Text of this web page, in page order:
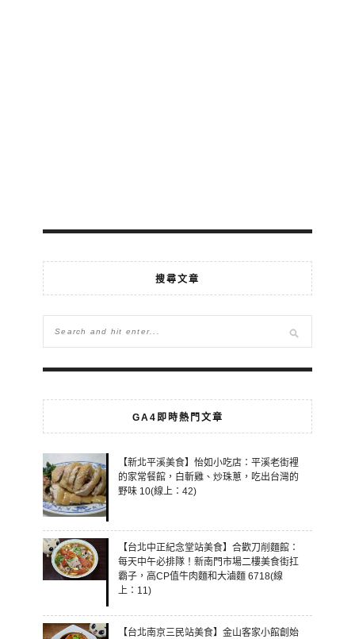
搜尋文章
GA4即時熱門文章
【新北平溪美食】怡如小吃店：平溪老街裡
的家常餐館，白斬雞、炒珠蔥，吃出台灣的
野味 10(線上：42)
【台北中正紀念堂站美食】合歡刀削麵館：
每天中午必排隊！新南門市場二樓美食街扛
霸子，高CP值牛肉麵和大滷麵 6718(線
上：11)
【台北南京三民站美食】金山客家小館創始